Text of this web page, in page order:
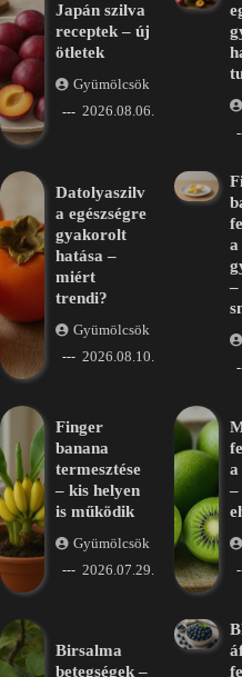
Japán szilva
receptek – új
ötletek
Gyümölcsök
2026.08.06.
Datolyaszilv
a egészségre
gyakorolt
hatása –
miért
trendi?
Gyümölcsök
2026.08.10.
a
–
Finger
banana
termesztése
– kis helyen
is működik
Gyümölcsök
2026.07.29.
a
–
Birsalma
betegségek –